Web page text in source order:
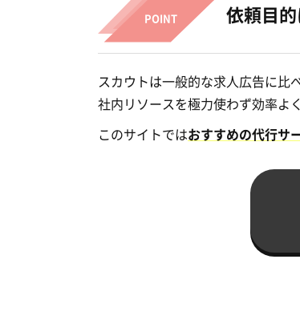
依頼目
スカウトは一般的な求人広告に比
社内リソースを極力使わず効率よ
このサイトではおすすめの代行サ